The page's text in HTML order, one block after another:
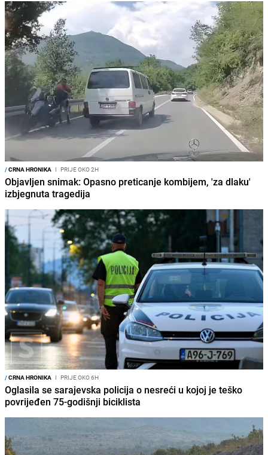
/CRNA HRONIKA I PRIJE OKO 2H
Objavljen snimak: Opasno preticanje kombijem, 'za dlaku'
izbjegnuta tragedija
/CRNA HRONIKA I PRIJE OKO 6H
Oglasila se sarajevska policija o nesreći u kojoj je teško
povrijeđen 75-godišnji biciklista